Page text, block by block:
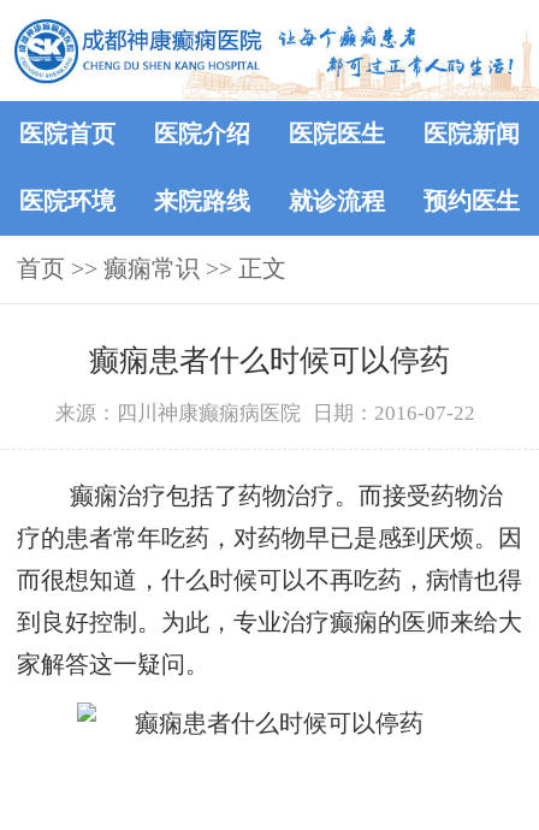
医院首页 医院介绍 医院医生 医院新闻
医院环境 来院路线 就诊流程 预约医生
首页 >> 癫痫常识 >> 正文
癫痫患者什么时候可以停药
来源：四川神康癫痫病医院 日期：2016-07-22
癫痫治疗包括了药物治疗。而接受药物治
疗的患者常年吃药，对药物早已是感到厌烦。因
而很想知道，什么时候可以不再吃药，病情也得
到良好控制。为此，专业治疗癫痫的医师来给大
家解答这一疑问。